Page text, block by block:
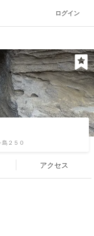
ログイン
２５０
アクセス